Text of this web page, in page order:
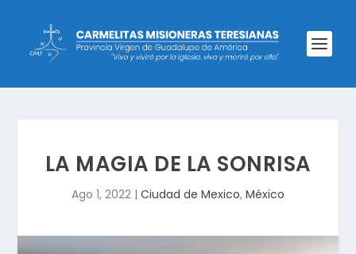
LA MAGIA DE LA SONRISA
Ago 1, 2022 | Ciudad de Mexico, México